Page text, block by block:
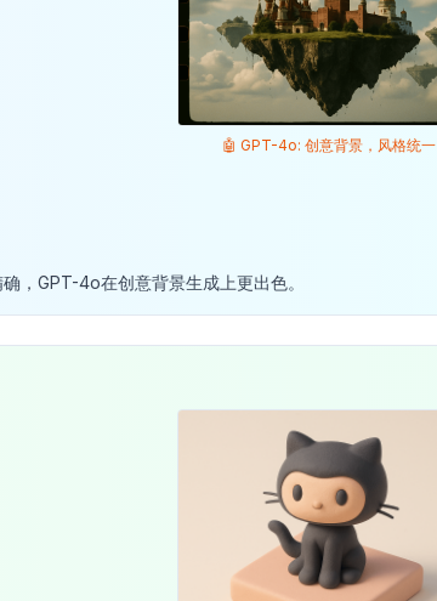
🤖 GPT-4o: 创意背景，风格统一
，GPT-4o在创意背景生成上更出色。